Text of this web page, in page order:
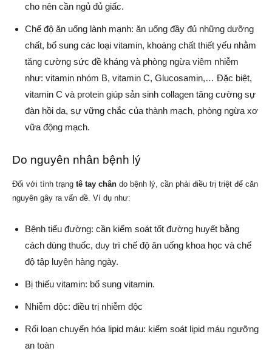
cho nên cần ngủ đủ giấc.
Chế độ ăn uống lành mạnh: ăn uống đầy đủ những dưỡng
chất, bổ sung các loại vitamin, khoáng chất thiết yếu nhằm
tăng cường sức đề kháng và phòng ngừa viêm nhiễm
như: vitamin nhóm B, vitamin C, Glucosamin,… Đặc biệt,
vitamin C và protein giúp sản sinh collagen tăng cường sự
đàn hồi da, sự vững chắc của thành mạch, phòng ngừa xơ
vữa động mạch.
Do nguyên nhân bệnh lý
Đối với tình trạng tê tay chân do bệnh lý, cần phải điều trị triệt để căn
nguyên gây ra vấn đề. Ví dụ như:
Bệnh tiểu đường: cần kiểm soát tốt đường huyết bằng
cách dùng thuốc, duy trì chế độ ăn uống khoa học và chế
độ tập luyện hàng ngày.
Bị thiếu vitamin: bổ sung vitamin.
Nhiễm độc: điều trị nhiễm độc
Rối loạn chuyển hóa lipid máu: kiểm soát lipid máu ngưỡng
an toàn